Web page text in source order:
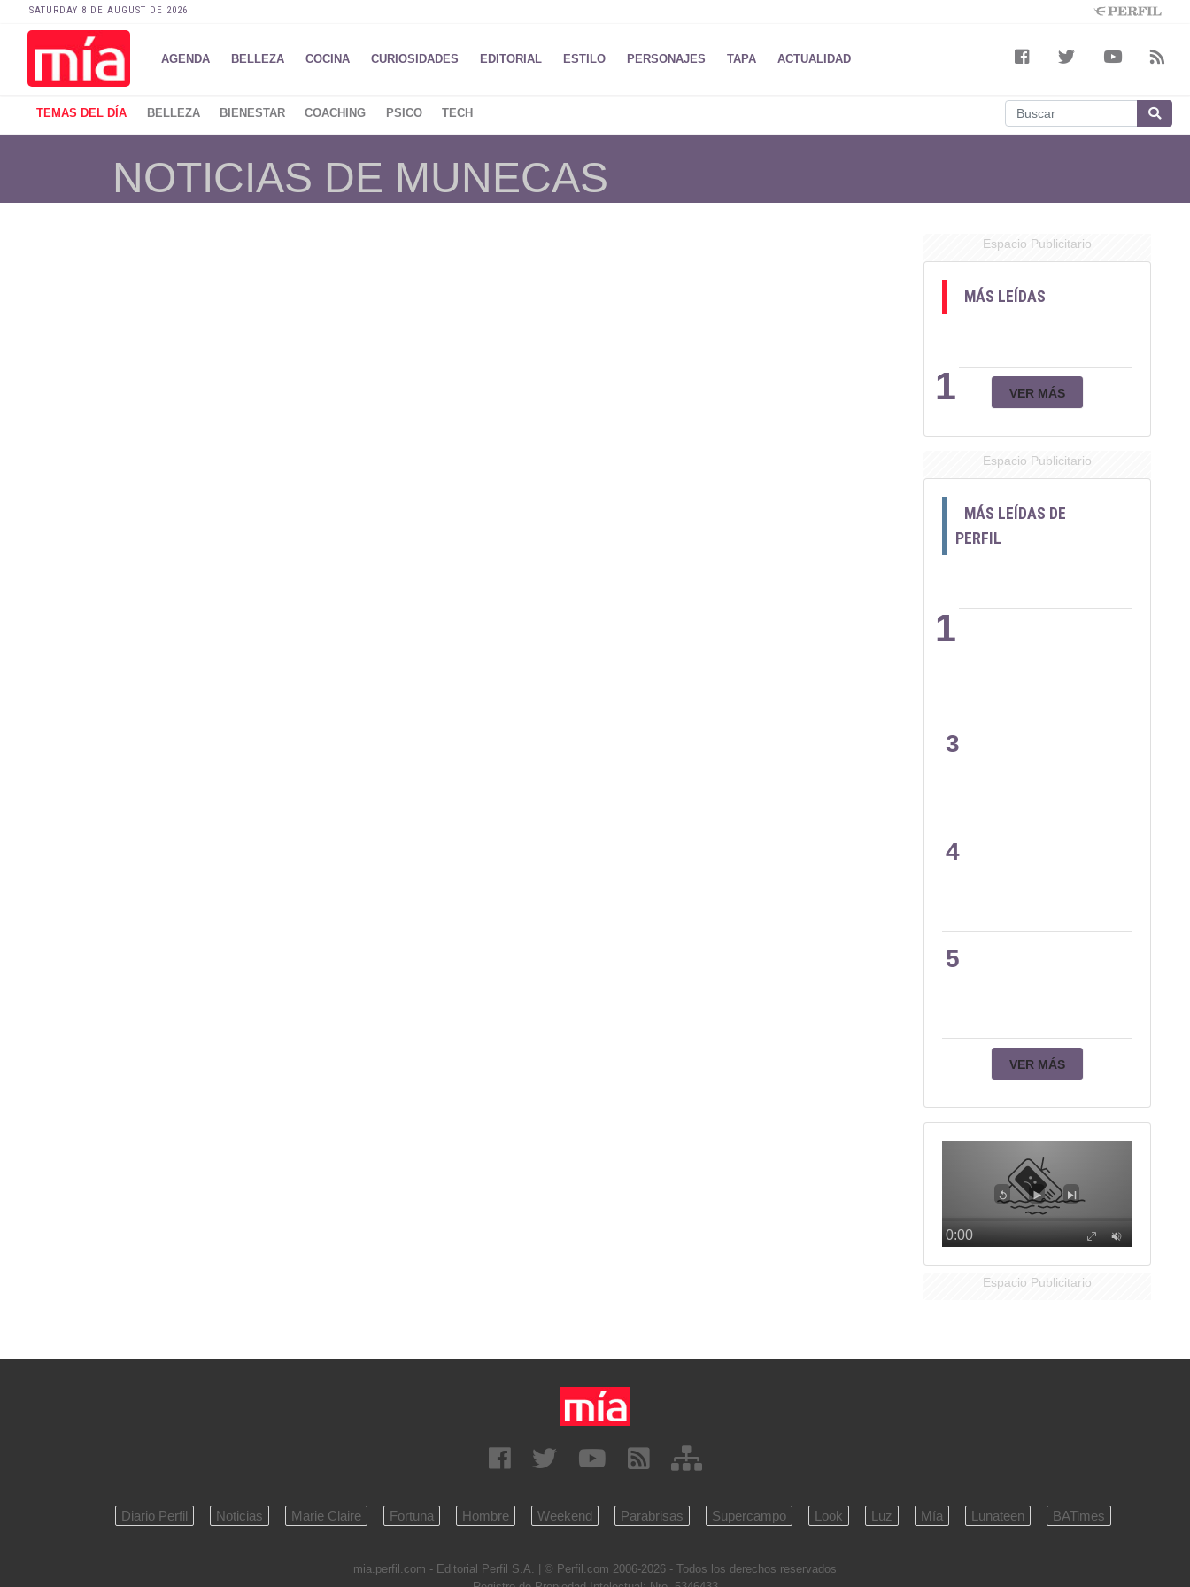
SATURDAY 8 DE AUGUST DE 2026
AGENDA BELLEZA COCINA CURIOSIDADES EDITORIAL ESTILO PERSONAJES TAPA ACTUALIDAD
TEMAS DEL DÍA BELLEZA BIENESTAR COACHING PSICO TECH
NOTICIAS DE MUNECAS
Espacio Publicitario
MÁS LEÍDAS
1 VER MÁS
Espacio Publicitario
MÁS LEÍDAS DE
PERFIL
1
2
3
4
5
VER MÁS
Espacio Publicitario
Diario Perfil Noticias Marie Claire Fortuna Hombre Weekend Parabrisas Supercampo Look Luz Mía Lunateen BATimes
mia.perfil.com - Editorial Perfil S.A.
| © Perfil.com 2006-2026 - Todos los derechos reservados